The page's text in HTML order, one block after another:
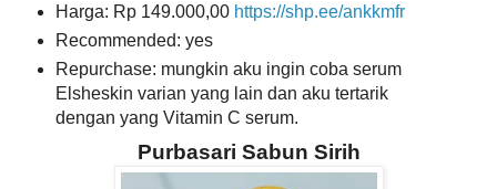
Harga: Rp 149.000,00 https://shp.ee/ankkmfr
Recommended: yes
Repurchase: mungkin aku ingin coba serum
Elsheskin varian yang lain dan aku tertarik
dengan yang Vitamin C serum.
Purbasari Sabun Sirih